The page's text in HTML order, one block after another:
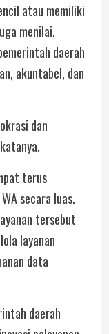
atau memiliki
menilai,
daerah
akuntabel, dan
dan
terus
secara luas.
tersebut
layanan
data
daerah